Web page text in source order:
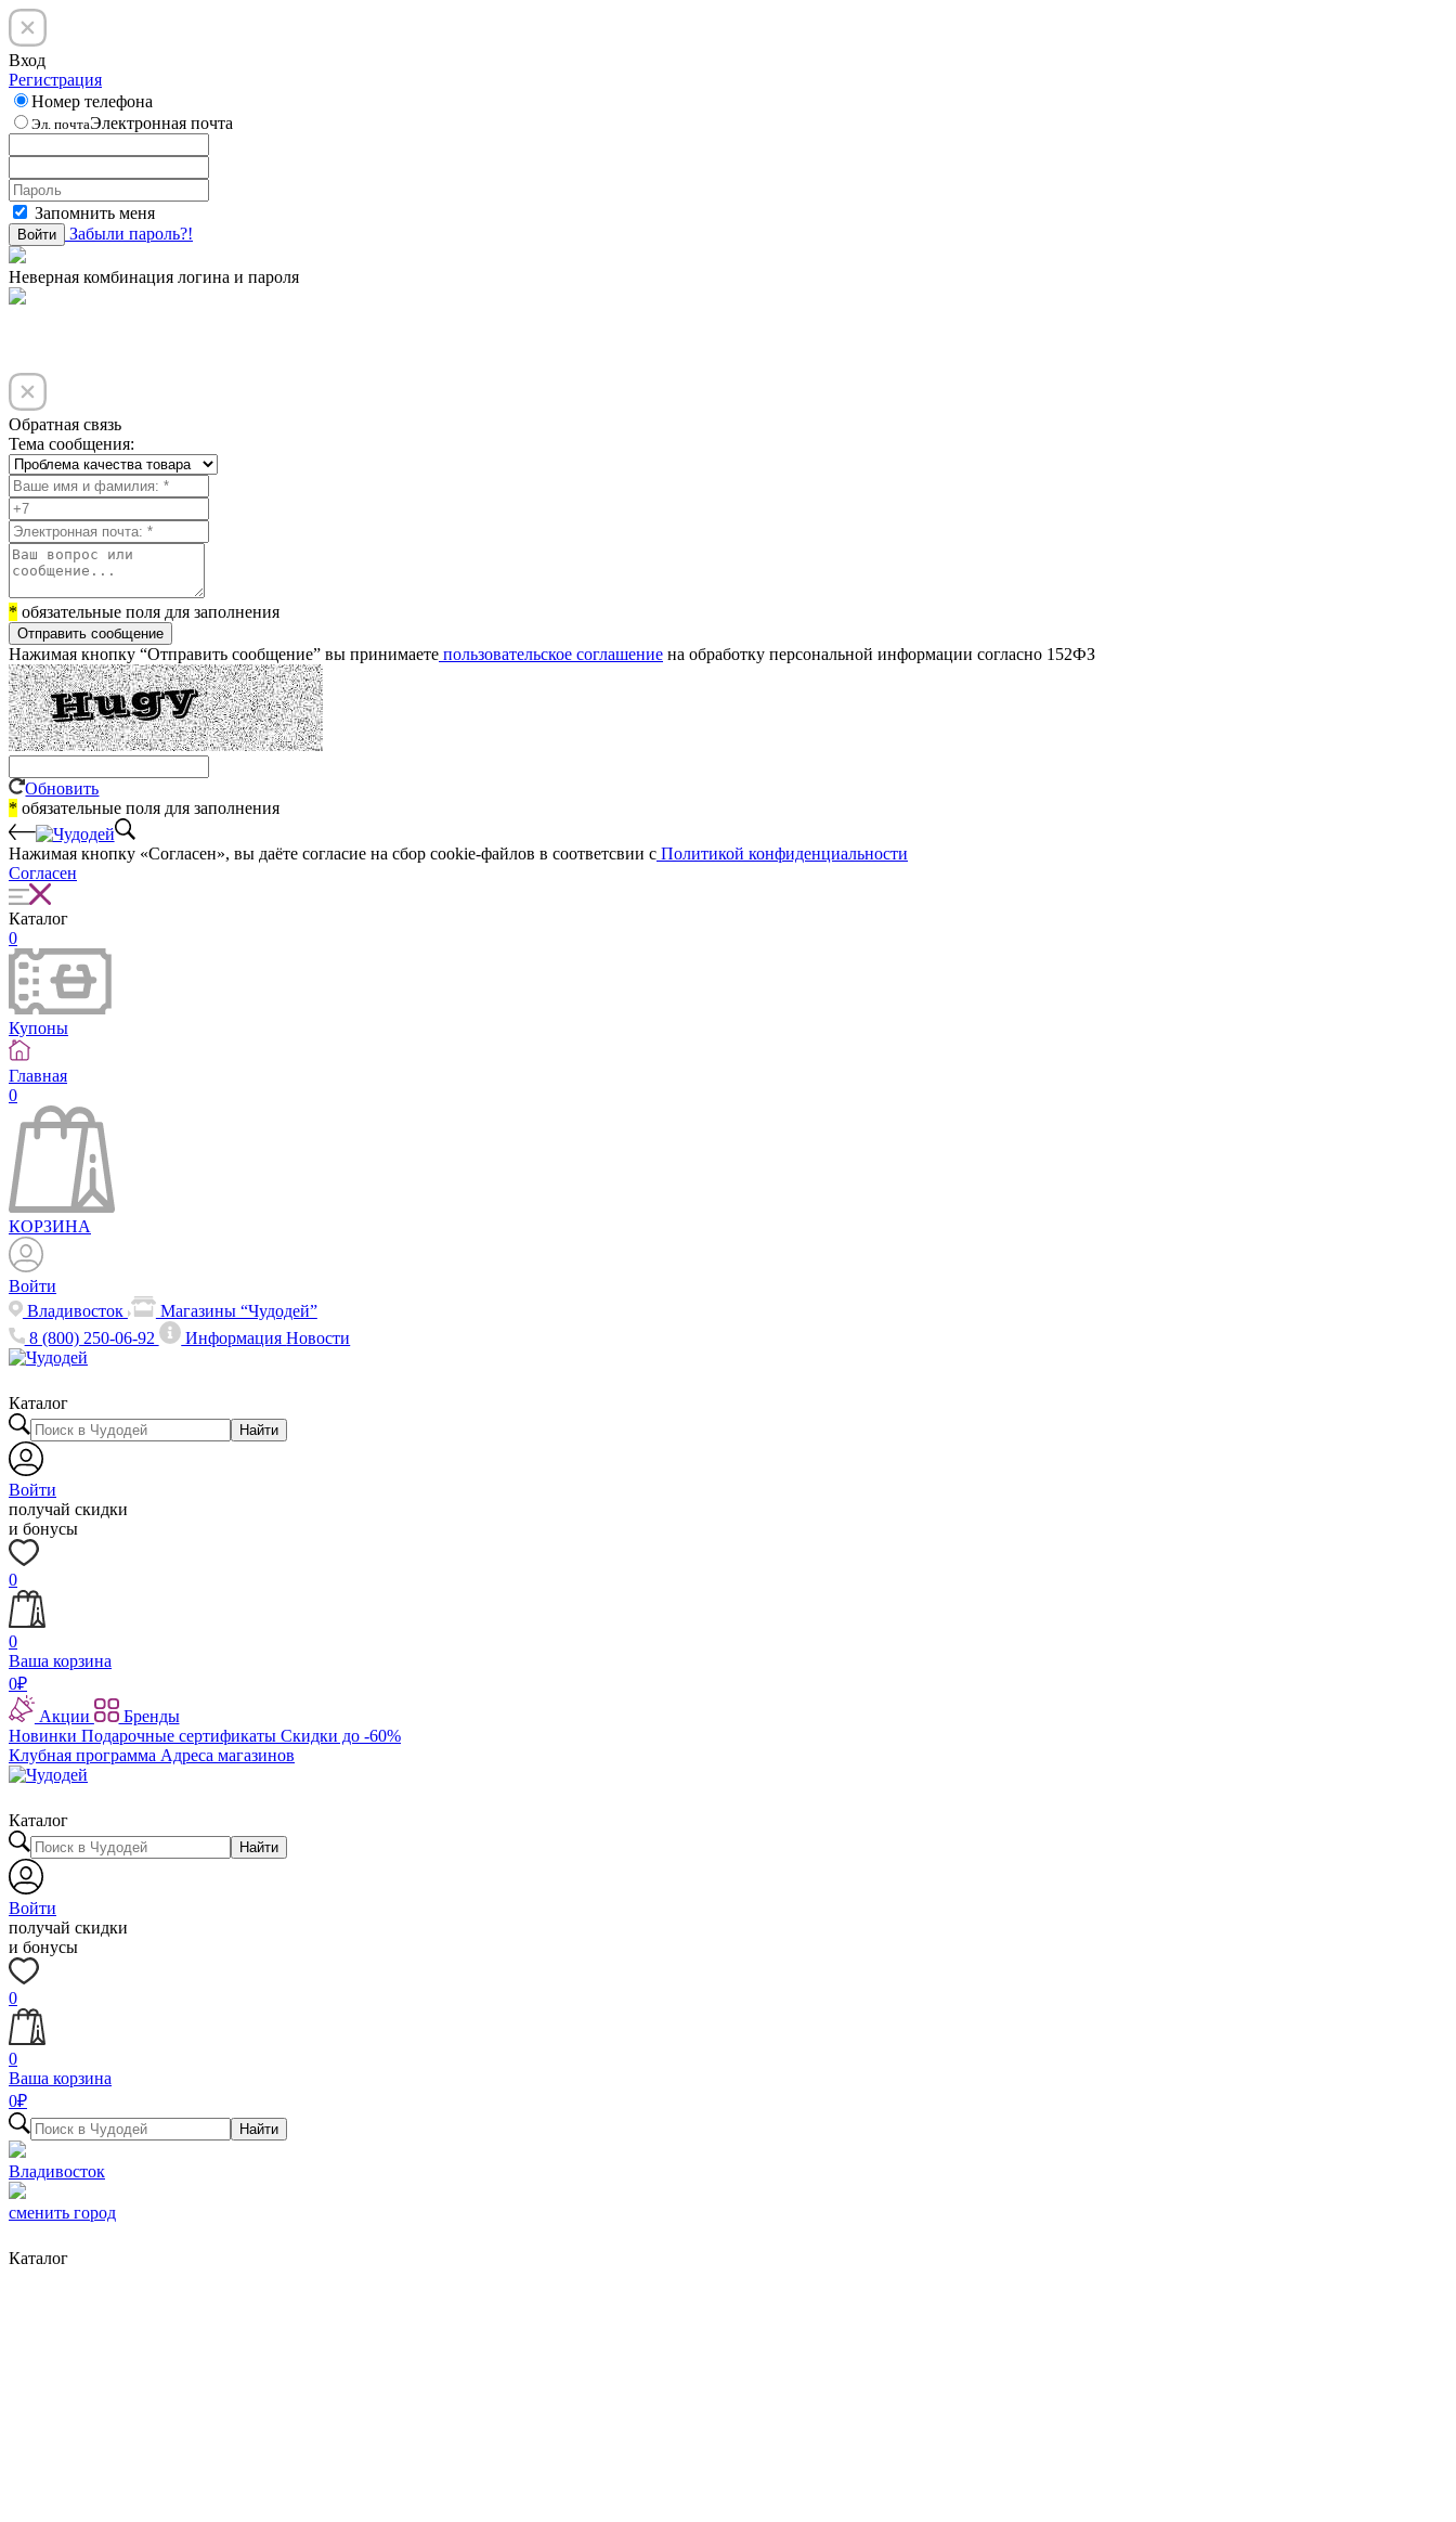
Вход
Регистрация
Номер телефона
Эл. почтаЭлектронная почта
Запомнить меня
Войти Забыли пароль?!
Неверная комбинация логина и пароля
Обратная связь
Тема сообщения:
* обязательные поля для заполнения
Отправить сообщение
Нажимая кнопку “Отправить сообщение” вы принимаете пользовательское соглашение на обработку персональной информации согласно 152ФЗ
Обновить
* обязательные поля для заполнения
Нажимая кнопку «Согласен», вы даёте cогласие на сбор cookie-файлов в соответсвии с Политикой конфиденциальности
Согласен
Каталог
0
Купоны
Главная
0
КОРЗИНА
Войти
Владивосток
Магазины “Чудодей”
8 (800) 250-06-92
ИнформацияНовости
Каталог
Найти
Войти
получай скидки
и бонусы
0
0
Ваша корзина
0₽
Акции
Бренды
Новинки Подарочные сертификаты Скидки до -60%
Клубная программа Адреса магазинов
Каталог
Найти
Войти
получай скидки
и бонусы
0
0
Ваша корзина
0₽
Найти
Владивосток
сменить город
Каталог